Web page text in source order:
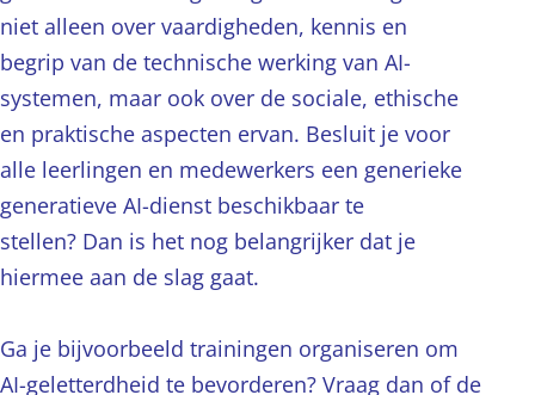
niet alleen over vaardigheden, kennis en
begrip van de technische werking van AI-
systemen, maar ook over de sociale, ethische
en praktische aspecten ervan. Besluit je voor
alle leerlingen en medewerkers een generieke
generatieve AI-dienst beschikbaar te
stellen? Dan is het nog belangrijker dat je
hiermee aan de slag gaat.
Ga je bijvoorbeeld trainingen organiseren om
AI-geletterdheid te bevorderen? Vraag dan of de